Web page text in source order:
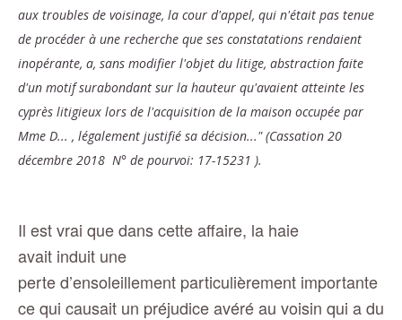
aux troubles de voisinage, la cour d'appel, qui n'était pas tenue
de procéder à une recherche que ses constatations rendaient
inopérante, a, sans modifier l'objet du litige, abstraction faite
d'un motif surabondant sur la hauteur qu'avaient atteinte les
cyprès litigieux lors de l'acquisition de la maison occupée par
Mme D... , légalement justifié sa décision..." (Cassation 20
décembre 2018 N° de pourvoi: 17-15231 ).
Il est vrai que dans cette affaire, la haie
avait induit une
perte d’ensoleillement particulièrement importante
ce qui causait un préjudice avéré au voisin qui a du